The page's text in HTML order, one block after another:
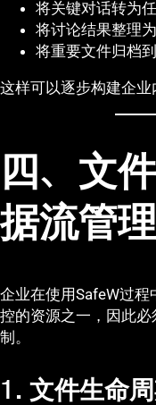
将关键对话转为
将讨论结果整理
将重要文件归档
这样可以逐步构建企业
四、文
据流管
企业在使用SafeW过
控的资源之一，因此
制。
1. 文件生命